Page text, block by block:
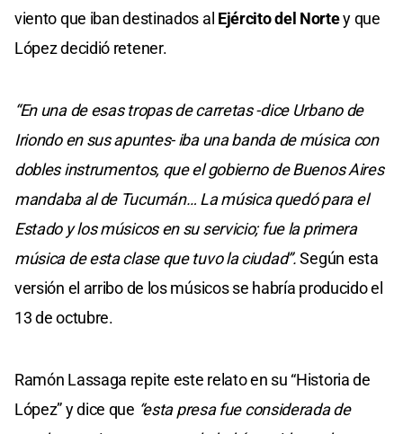
viento que iban destinados al Ejército del Nortey que
López decidió retener.
“En una de esas tropas de carretas -dice Urbano de
Iriondo en sus apuntes- iba una banda de música con
dobles instrumentos, que el gobierno de Buenos Aires
mandaba al de Tucumán… La música quedó para el
Estado y los músicos en su servicio; fue la primera
música de esta clase que tuvo la ciudad”.Según esta
versión el arribo de los músicos se habría producido el
13 de octubre.
Ramón Lassaga repite este relato en su “Historia de
López” y dice que “esta presa fue considerada de